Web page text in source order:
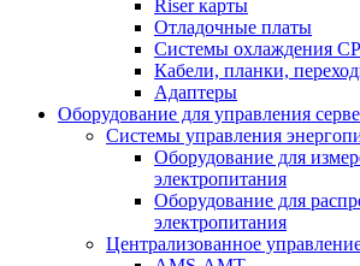
Riser карты
Отладочные платы
Системы охлаждения
Кабели, планки,
Адаптеры
Оборудование для управления
Системы управления
Оборудование для
электропитания
Оборудование для
электропитания
Централизованное